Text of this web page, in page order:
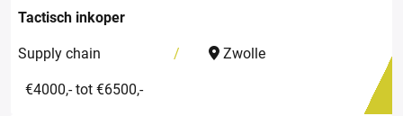
Tactisch inkoper
Supply chain
Zwolle
€4000,- tot €6500,-